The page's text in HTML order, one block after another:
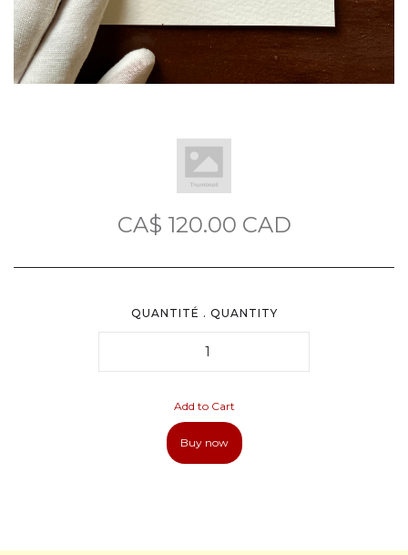
CA$ 120.00 CAD
QUANTITÉ . QUANTITY
Buy now